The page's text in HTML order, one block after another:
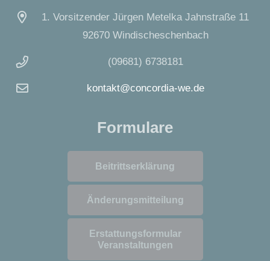
1. Vorsitzender Jürgen Metelka Jahnstraße 11
92670 Windischeschenbach
(09681) 6738181
kontakt@concordia-we.de
Formulare
Beitrittserklärung
Änderungsmitteilung
Erstattungsformular
Veranstaltungen